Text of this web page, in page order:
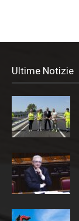
Ultime Notizie